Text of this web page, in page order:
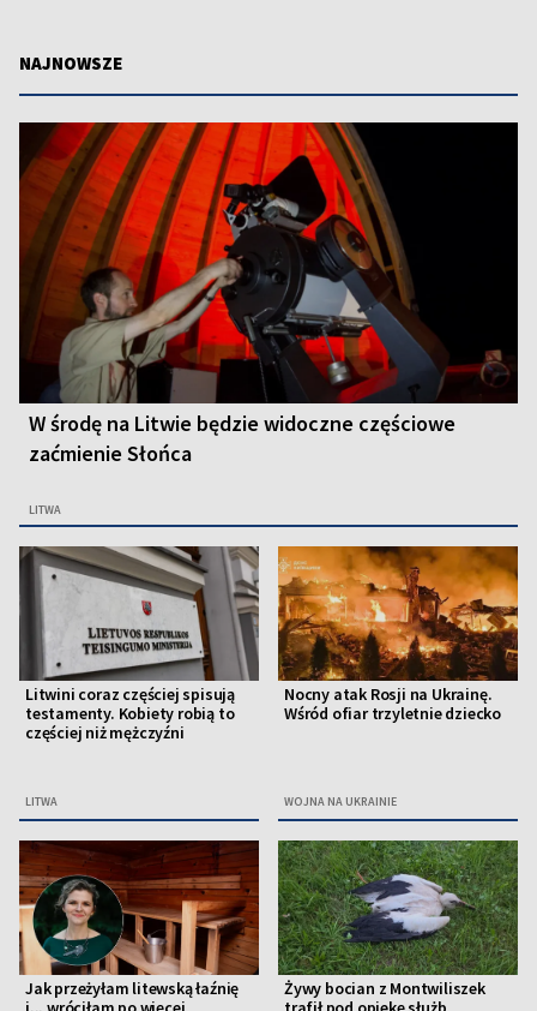
NAJNOWSZE
W środę na Litwie będzie widoczne częściowe
zaćmienie Słońca
LITWA
Litwini coraz częściej spisują
testamenty. Kobiety robią to
częściej niż mężczyźni
LITWA
Nocny atak Rosji na Ukrainę.
Wśród ofiar trzyletnie dziecko
WOJNA NA UKRAINIE
Jak przeżyłam litewską łaźnię
Żywy bocian z Montwiliszek